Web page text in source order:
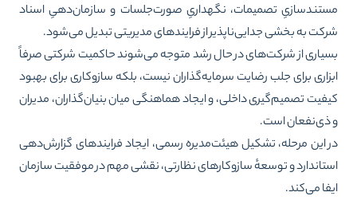
تصمیمات، نگهداریِ صورت‌جلسات و سازمان‌دهیِ اسناد
به بخشی جدایی‌ناپذیر از فرایندهای مدیریتی تبدیل می‌شود.
از شرکت‌های در حال رشد متوجه می‌شوند حاکمیت شرکتی صرفاً
برای جلب رضایت سرمایه‌گذاران نیست، بلکه سازوکاری برای بهبود
تصمیم‌گیری داخلی، و ایجاد هماهنگی میان بنیان‌گذاران، مدیران
است.
این مرحله، تشکیل هیئت‌مدیره رسمی، ایجاد فرایندهای گزارش‌دهی
و توسعهٔ سازوکارهای نظارتی، نقشی مهم در موفقیت سازمان
می‌کند.